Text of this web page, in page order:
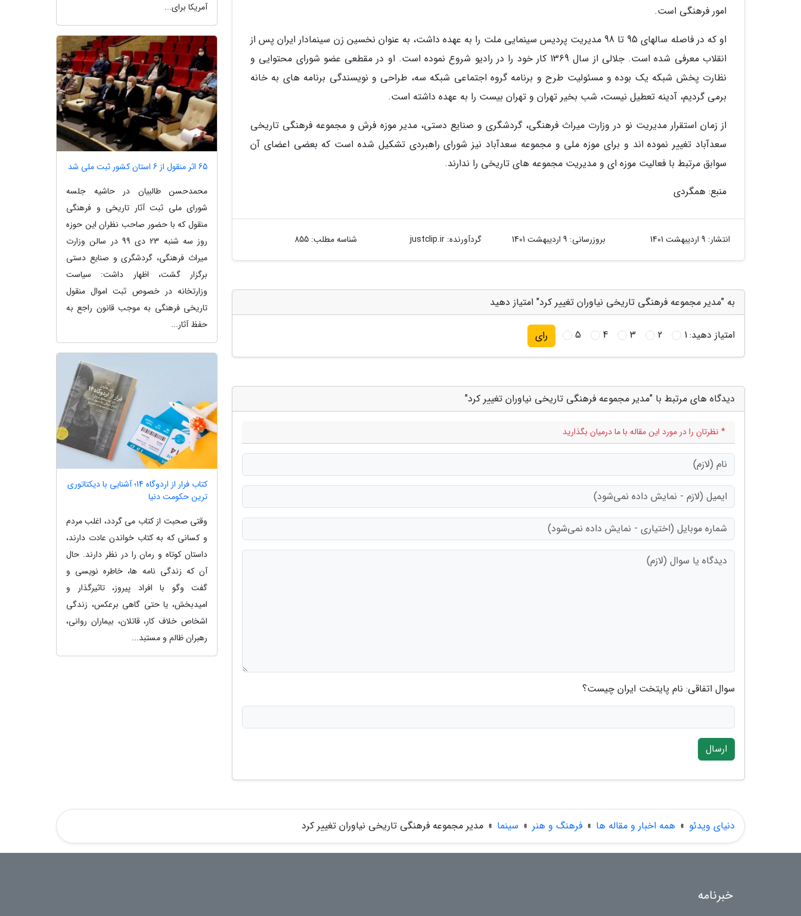
امور فرهنگی است.
او که در فاصله سالهای 95 تا 98 مدیریت پردیس سینمایی ملت را به عهده داشت، به عنوان نخسین زن سینمادار ایران پس از
انقلاب معرفی شده است. جلالی از سال 1369 کار خود را در رادیو شروع نموده است. او در مقطعی عضو شورای محتوایی و
نظارت پخش شبکه یک بوده و مسئولیت طرح و برنامه گروه اجتماعی شبکه سه، طراحی و نویسندگی برنامه های به خانه
برمی گردیم، آدینه تعطیل نیست، شب بخیر تهران و تهران بیست را به عهده داشته است.
از زمان استقرار مدیریت نو در وزارت میراث فرهنگی، گردشگری و صنایع دستی، مدیر موزه فرش و مجموعه فرهنگی تاریخی
سعدآباد تغییر نموده اند و برای موزه ملی و مجموعه سعدآباد نیز شورای راهبردی تشکیل شده است که بعضی اعضای آن
سوابق مرتبط با فعالیت موزه ای و مدیریت مجموعه های تاریخی را ندارند.
منبع: همگردی
انتشار: 9 اردیبهشت 1401 بروزرسانی: 9 اردیبهشت 1401 گردآورنده:justclip.ir شناسه مطلب: 855
به "مدیر مجموعه فرهنگی تاریخی نیاوران تغییر کرد" امتیاز دهید
امتیاز دهید:1
2
3
4
5 رای
دیدگاه های مرتبط با "مدیر مجموعه فرهنگی تاریخی نیاوران تغییر کرد"
* نظرتان را در مورد این مقاله با ما درمیان بگذارید
سوال اتفاقی: نام پایتخت ایران چیست؟
ارسال
آمریکا برای...
65 اثر منقول از 6 استان کشور ثبت ملی شد
محمدحسن طالبیان در حاشیه جلسه
شورای ملی ثبت آثار تاریخی و فرهنگی
منقول که با حضور صاحب نظران این حوزه
روز سه شنبه 23 دی 99 در سالن وزارت
میراث فرهنگی، گردشگری و صنایع دستی
برگزار گشت، اظهار داشت: سیاست
وزارتخانه در خصوص ثبت اموال منقول
تاریخی فرهنگی به موجب قانون راجع به
حفظ آثار...
کتاب فرار از اردوگاه 14؛ آشنایی با دیکتاتوری
ترین حکومت دنیا
وقتی صحبت از کتاب می گردد، اغلب مردم
و کسانی که به کتاب خواندن عادت دارند،
داستان کوتاه و رمان را در نظر دارند. حال
آن که زندگی نامه ها، خاطره نویسی و
گفت وگو با افراد پیروز، تاثیرگذار و
امیدبخش، یا حتی گاهی برعکس، زندگی
اشخاص خلاف کار، قاتلان، بیماران روانی،
رهبران ظالم و مستبد...
دنیای ویدئو » همه اخبار و مقاله ها » فرهنگ و هنر » سینما » مدیر مجموعه فرهنگی تاریخی نیاوران تغییر کرد
خبرنامه